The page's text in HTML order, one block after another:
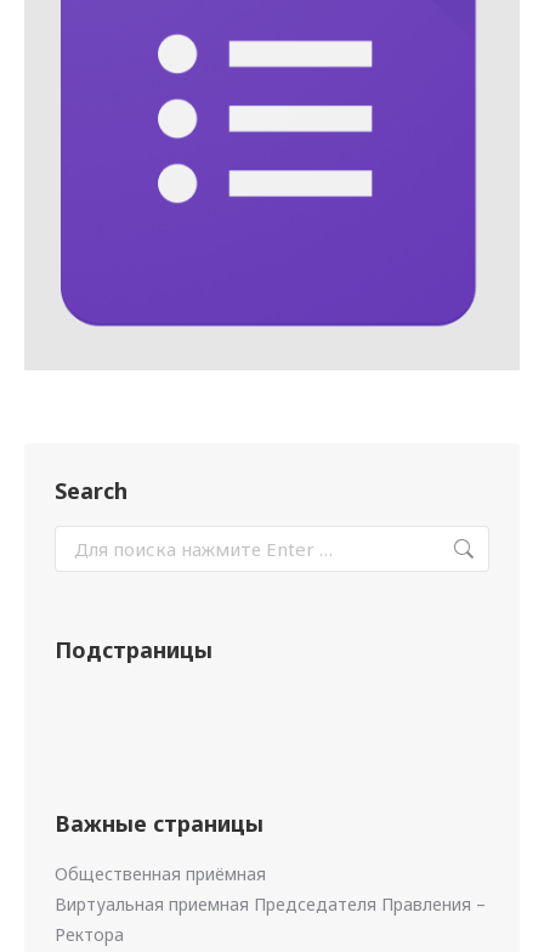
Search
Подстраницы
Важные страницы
Общественная приёмная
Виртуальная приемная Председателя Правления –
Ректора